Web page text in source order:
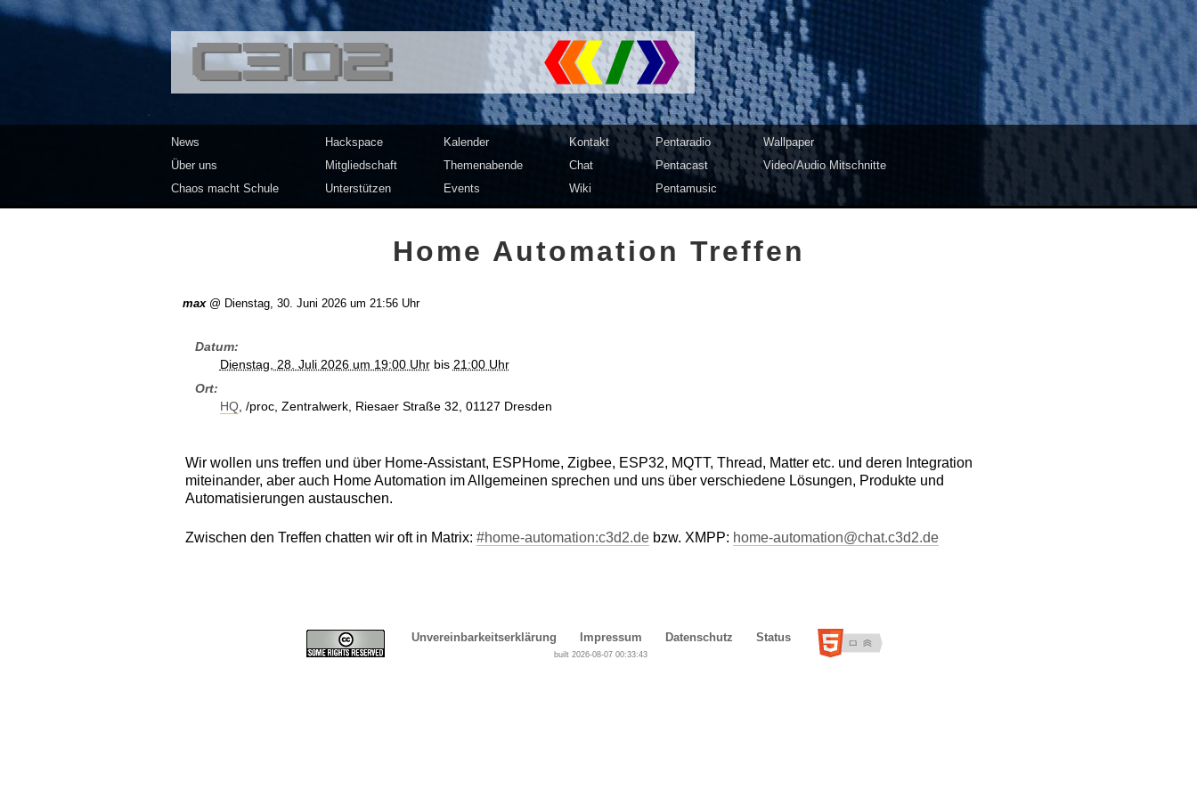
<<</>> Chaos Computer Club Dresden | c3d2
News
Über uns
Chaos macht Schule
Hackspace
Mitgliedschaft
Unterstützen
Kalender
Themenabende
Events
Kontakt
Chat
Wiki
Pentaradio
Pentacast
Pentamusic
Wallpaper
Video/Audio Mitschnitte
Home Automation Treffen
max@ Dienstag, 30. Juni 2026 um 21:56 Uhr
Datum
Dienstag, 28. Juli 2026 um 19:00 Uhrbis 21:00 Uhr
Ort
HQ, /proc, Zentralwerk, Riesaer Straße 32, 01127 Dresden
Wir wollen uns treffen und über Home-Assistant, ESPHome, Zigbee, ESP32, MQTT, Thread, Matter etc. und deren Integration
miteinander, aber auch Home Automation im Allgemeinen sprechen und uns über verschiedene Lösungen, Produkte und
Automatisierungen austauschen.
Zwischen den Treffen chatten wir oft in Matrix: #home-automation:c3d2.de bzw. XMPP: home-automation@chat.c3d2.de
Unvereinbarkeitserklärung Impressum Datenschutz Status
built 2026-08-07 00:33:43